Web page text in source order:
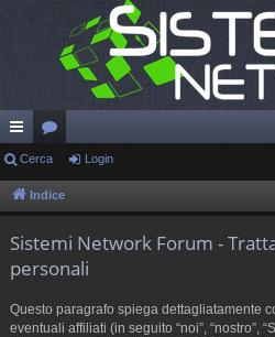
oll
eg
ti
or
u
Cerca Login
Indice
Sistemi Network Forum -
personali
Questo paragrafo spiega dettagliatamente
eventuali affiliati (in seguito “noi”, “nostro”,